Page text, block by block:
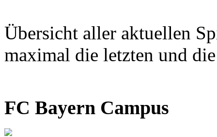
Übersicht aller aktuellen
maximal die letzten und
FC Bayern Campus